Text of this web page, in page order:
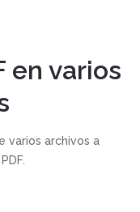
en varios
varios archivos a